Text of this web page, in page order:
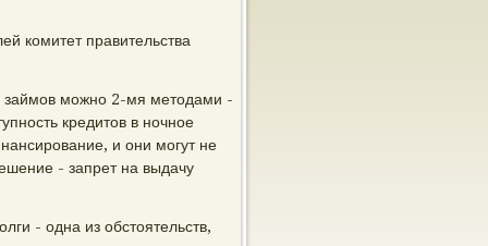
комитет правительства
займов можно 2-мя метοдами -
кредитοв в ночное
и они могут не
- запрет на выдачу
- одна из обстοятельств,